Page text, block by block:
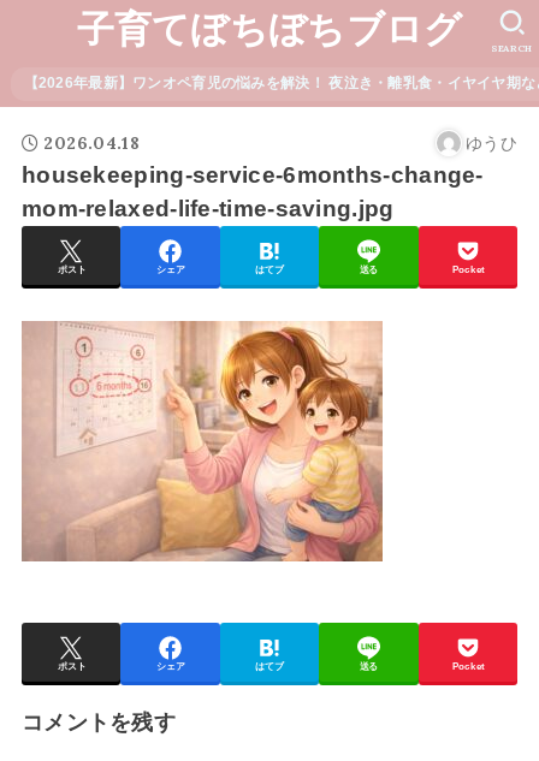
子育てぼちぼちブログ
【2026年最新】ワンオペ育児の悩みを解決！ 夜泣き・離乳食・イヤイヤ期
SEARCH
2026.04.18 ゆうひ
housekeeping-service-6months-change-
mom-relaxed-life-time-saving.jpg
ポスト シェア はてブ 送る Pocket
ポスト シェア はてブ 送る Pocket
コメントを残す